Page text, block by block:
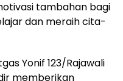
tambahan bagi
dan meraih cita-
Yonif 123/Rajawali
memberikan